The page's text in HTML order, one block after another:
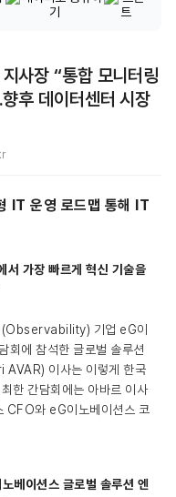
사장 “통합 모니터링
후 데이터센터 시장
IT 운영 로드맵 통해 IT
서 가장 빠르게 혁신 기술을
(Observability) 기업 eG이
에 참석한 글로벌 솔루션
AVAR) 이사는 이렇게 한국
한 간담회에는 아바르 이사
CFO와 eG이노베이션스 코
이션스 글로벌 솔루션 엔